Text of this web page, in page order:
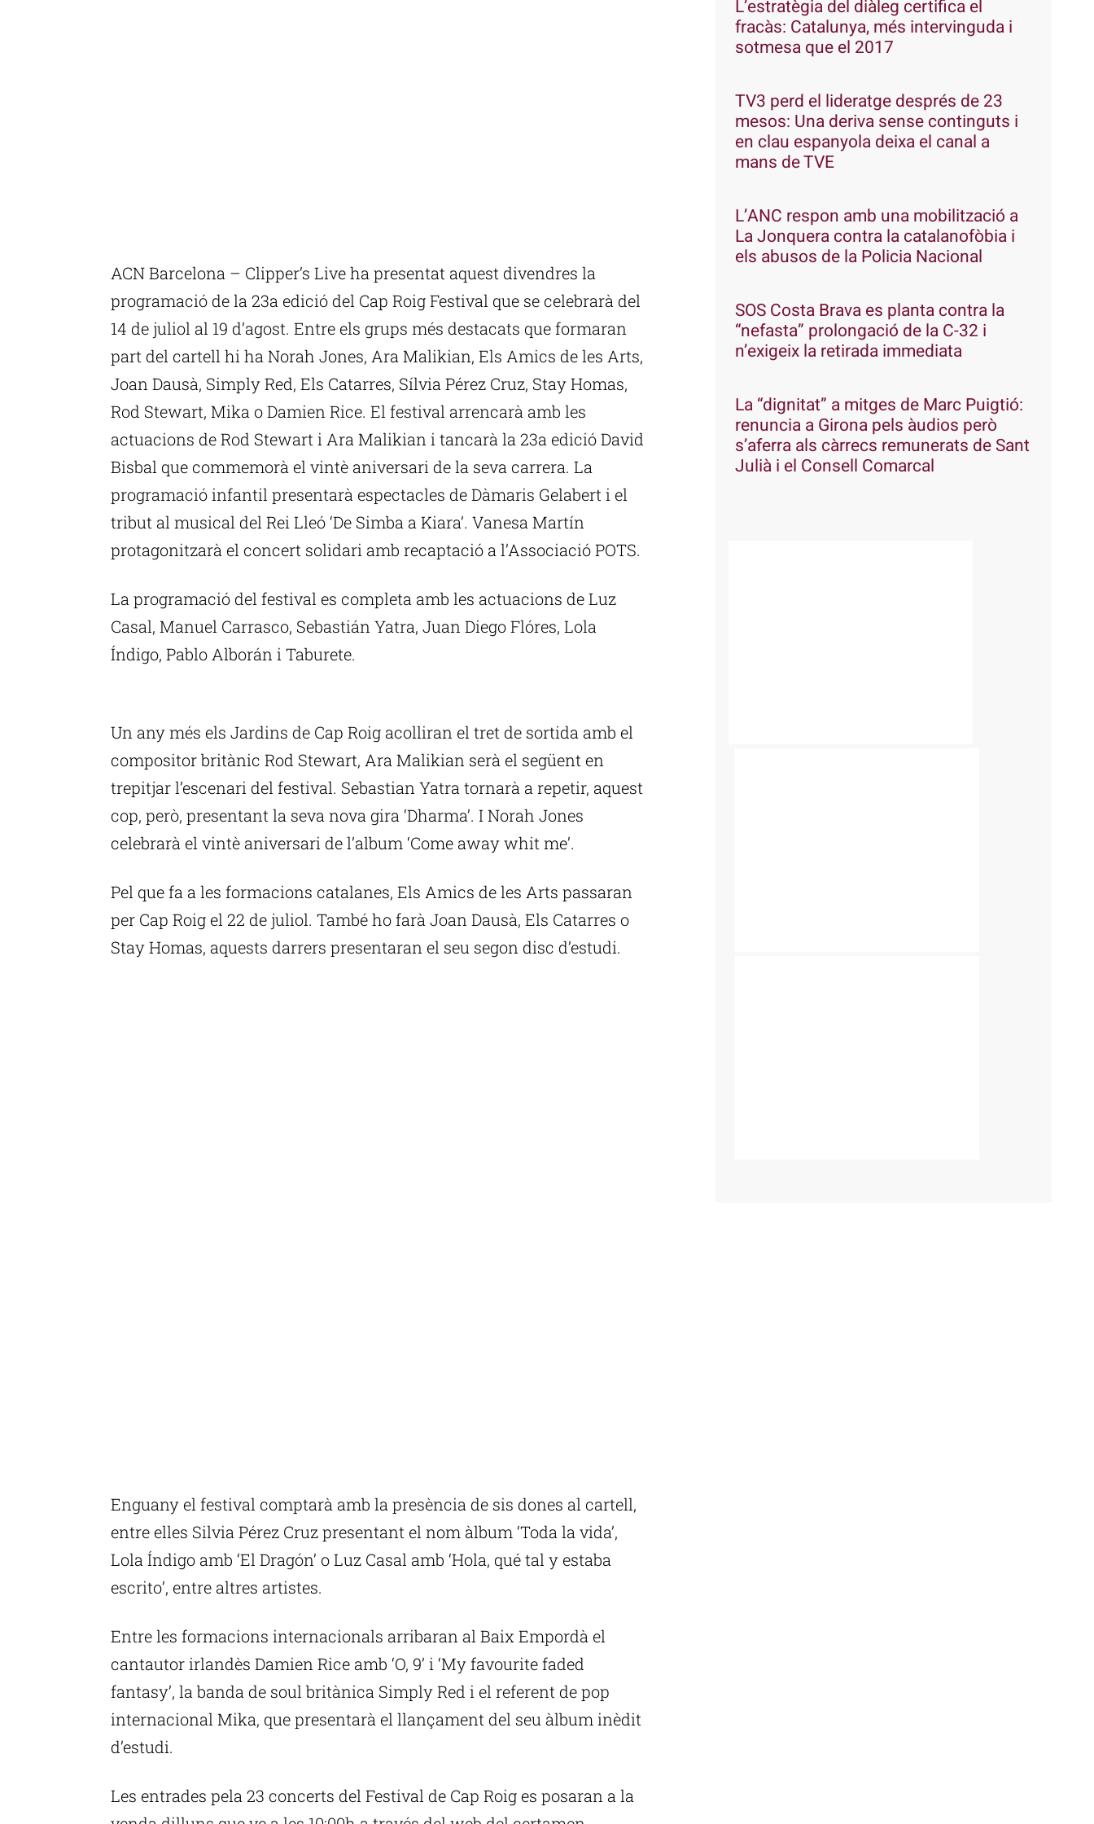
ACN Barcelona – Clipper’s Live ha presentat aquest divendres la
programació de la 23a edició del Cap Roig Festival que se celebrarà del
14 de juliol al 19 d’agost. Entre els grups més destacats que formaran
part del cartell hi ha Norah Jones, Ara Malikian, Els Amics de les Arts,
Joan Dausà, Simply Red, Els Catarres, Sílvia Pérez Cruz, Stay Homas,
Rod Stewart, Mika o Damien Rice. El festival arrencarà amb les
actuacions de Rod Stewart i Ara Malikian i tancarà la 23a edició David
Bisbal que commemorà el vintè aniversari de la seva carrera. La
programació infantil presentarà espectacles de Dàmaris Gelabert i el
tribut al musical del Rei Lleó ‘De Simba a Kiara’. Vanesa Martín
protagonitzarà el concert solidari amb recaptació a l’Associació POTS.
La programació del festival es completa amb les actuacions de Luz
Casal, Manuel Carrasco, Sebastián Yatra, Juan Diego Flóres, Lola
Índigo, Pablo Alborán i Taburete.
Un any més els Jardins de Cap Roig acolliran el tret de sortida amb el
compositor britànic Rod Stewart, Ara Malikian serà el següent en
trepitjar l’escenari del festival. Sebastian Yatra tornarà a repetir, aquest
cop, però, presentant la seva nova gira ‘Dharma’. I Norah Jones
celebrarà el vintè aniversari de l’album ‘Come away whit me’.
Pel que fa a les formacions catalanes, Els Amics de les Arts passaran
per Cap Roig el 22 de juliol. També ho farà Joan Dausà, Els Catarres o
Stay Homas, aquests darrers presentaran el seu segon disc d’estudi.
Enguany el festival comptarà amb la presència de sis dones al cartell,
entre elles Silvia Pérez Cruz presentant el nom àlbum ‘Toda la vida’,
Lola Índigo amb ‘El Dragón’ o Luz Casal amb ‘Hola, qué tal y estaba
escrito’, entre altres artistes.
Entre les formacions internacionals arribaran al Baix Empordà el
cantautor irlandès Damien Rice amb ‘O, 9’ i ‘My favourite faded
fantasy’, la banda de soul britànica Simply Red i el referent de pop
internacional Mika, que presentarà el llançament del seu àlbum inèdit
d’estudi.
Les entrades pela 23 concerts del Festival de Cap Roig es posaran a la
L’estratègia del diàleg certifica el
fracàs: Catalunya, més intervinguda i
sotmesa que el 2017
TV3 perd el lideratge després de 23
mesos: Una deriva sense continguts i
en clau espanyola deixa el canal a
mans de TVE
L’ANC respon amb una mobilització a
La Jonquera contra la catalanofòbia i
els abusos de la Policia Nacional
SOS Costa Brava es planta contra la
“nefasta” prolongació de la C-32 i
n’exigeix la retirada immediata
La “dignitat” a mitges de Marc Puigtió:
renuncia a Girona pels àudios però
s’aferra als càrrecs remunerats de Sant
Julià i el Consell Comarcal